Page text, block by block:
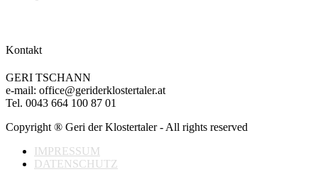
Kontakt
GERI TSCHANN
e-mail: office@geriderklostertaler.at
Tel. 0043 664 100 87 01
Copyright ® Geri der Klostertaler - All rights reserved
IMPRESSUM
DATENSCHUTZ